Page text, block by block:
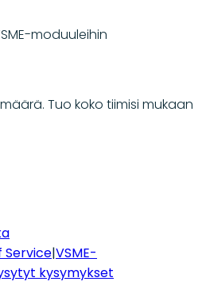
moduuleihin
Tuo koko tiimisi mukaan
Service|VSME-
kysymykset